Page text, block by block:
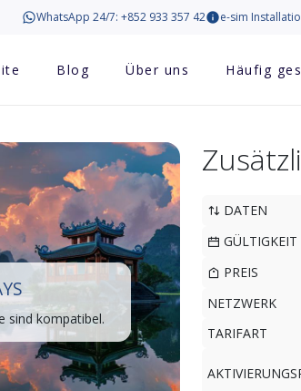
WhatsApp 24/7: +852 933 357 42 e-sim
Blog Über uns Häufig
sind kompatibel.
DATEN
GÜLTIGKEIT
PREIS
NETZWERK
TARIFART